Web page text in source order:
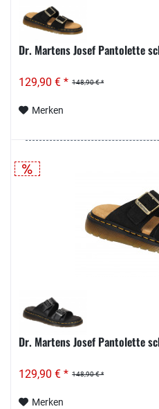
Dr. Martens Josef Pantolette
148,90 € *
129,90 € *
Merken
Dr. Martens Josef Pantolette
148,90 € *
129,90 € *
Merken